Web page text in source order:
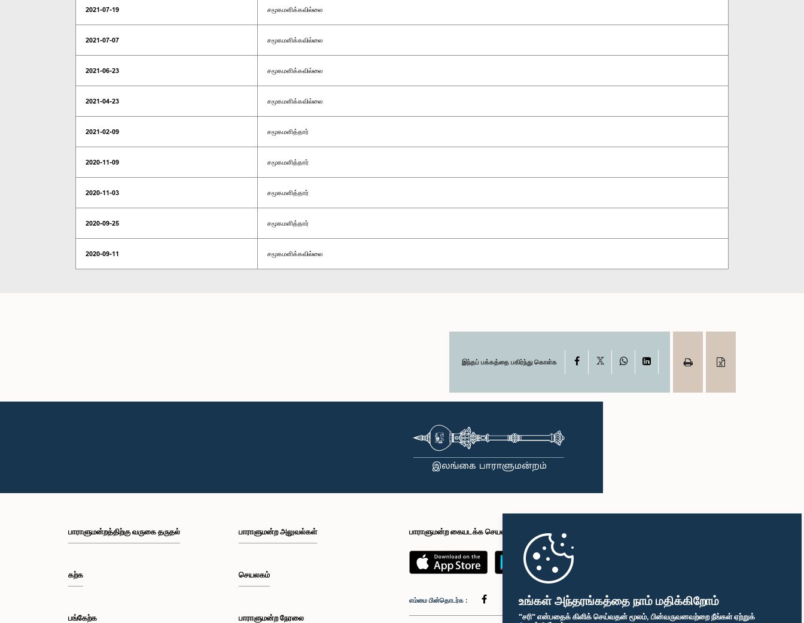
உங்கள் அந்தரங்கத்தை நாம் மதிக்கிறோம்
"சரி" என்பதைக் கிளிக் செய்வதன் மூலம், பின்வருவனவற்றை நீங்கள் ஏற்றுக்
2021-07-19 சமூகமளிக்கவில்லை
2021-07-07 சமூகமளிக்கவில்லை
2021-06-23 சமூகமளிக்கவில்லை
2021-04-23 சமூகமளிக்கவில்லை
2021-02-09 சமூகமளித்தார்
2020-11-09 சமூகமளித்தார்
2020-11-03 சமூகமளித்தார்
2020-09-25 சமூகமளித்தார்
2020-09-11 சமூகமளிக்கவில்லை
இந்தப் பக்கத்தை பகிர்ந்து கொள்க Facebook WhatsAppLinkedIn
பாராளுமன்றத்திற்கு வருகை தருதல்
கற்க
பங்கேற்க
பாராளுமன்ற அலுவல்கள்
செயலகம்
பாராளுமன்ற நேரலை
பாராளுமன்ற கையடக்க செயலி
எம்மை பின்தொடர்க :